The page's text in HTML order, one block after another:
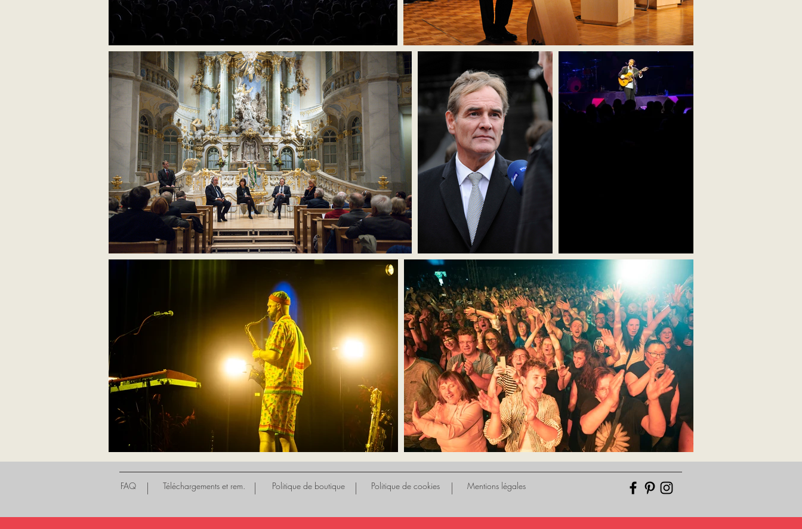
FAQ Téléchargements et rem. Politique de boutique Politique de cookies Mentions légales